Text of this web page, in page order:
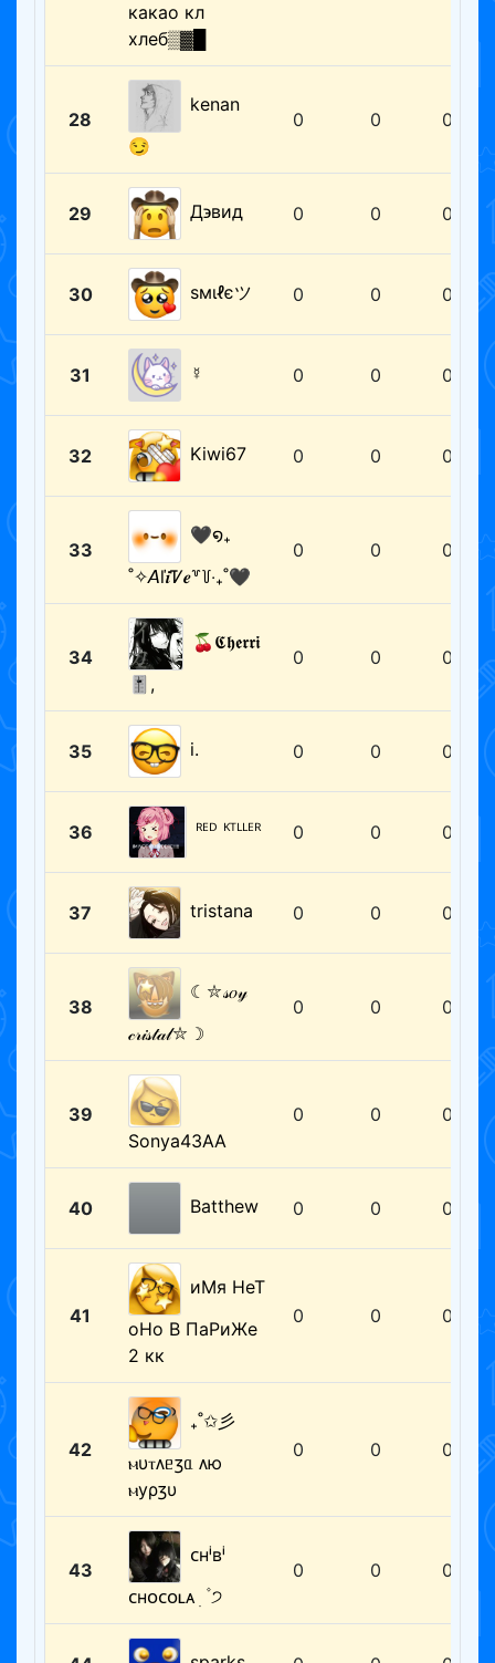
какао кл
хлеб▒▓█
28
kenan
😏
0 0 0
29 Д϶ʙид 0 0 0
30 ѕмιℓєツ 0 0 0
31 ☿ 0 0 0
32 Kiwi67 0 0 0
33
🖤໑₊
˚✧𝘈ľ𝒊Ꮴ𝒆꒷꒦‧₊˚🖤
0 0 0
34
🍒𝕮𝖍𝖊𝖗𝖗𝖎
🎚,
0 0 0
35 i. 0 0 0
36 ᴿᴱᴰ ᴷᵀᴸᴸᴱᴿ 0 0 0
37 tristana 0 0 0
38
☾⛥𝓈𝑜𝓎
𝒸𝓇𝒾𝓈𝓉𝒶𝓁⛥☽
0 0 0
39
Sonya43AA
0 0 0
40 Batthew 0 0 0
41
иМя НеТ
оНо В ПаРиЖе
2 кк
0 0 0
42
₊˚✩彡
ⲙυⲧᴧᥱⳅᥲ ᴧю
ⲙуρⳅυ
0 0 0
43
ᴄʜⁱʙⁱ
ᴄʜᴏᴄᴏʟᴀ ׅ ۫ ੭
0 0 0